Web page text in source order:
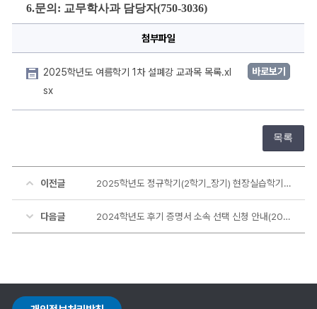
6.문의 : 교무학사과 담당자(750-3036)
첨부파일
2025학년도 여름학기 1차 설폐강 교과목 목록.xl
sx
바로보기
목록
이전글 2025학년도 정규학기(2학기_장기) 현장실습학기제 운영 계획 안내
다음글 2024학년도 후기 증명서 소속 선택 신청 안내(2025년 8월 졸업 예정자)